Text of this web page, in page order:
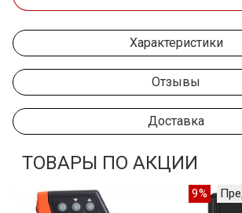
Характеристики
Отзывы
Доставка
ТОВАРЫ ПО АКЦИИ
9%